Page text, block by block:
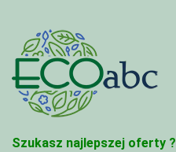
Szukasz najlepszej oferty ?